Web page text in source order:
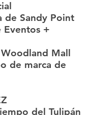
de Sandy Point
Eventos +
Mall
de marca de
del Tulipán